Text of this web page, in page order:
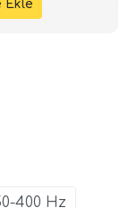
400 Hz